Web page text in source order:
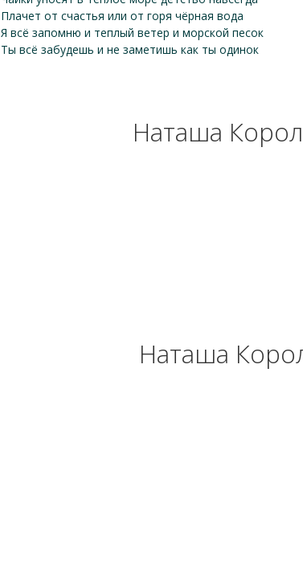
Плачет от счастья или от горя чёрная вода
Я всё запомню и теплый ветер и морской песок
Ты всё забудешь и не заметишь как ты одинок
Наташа
Наташа